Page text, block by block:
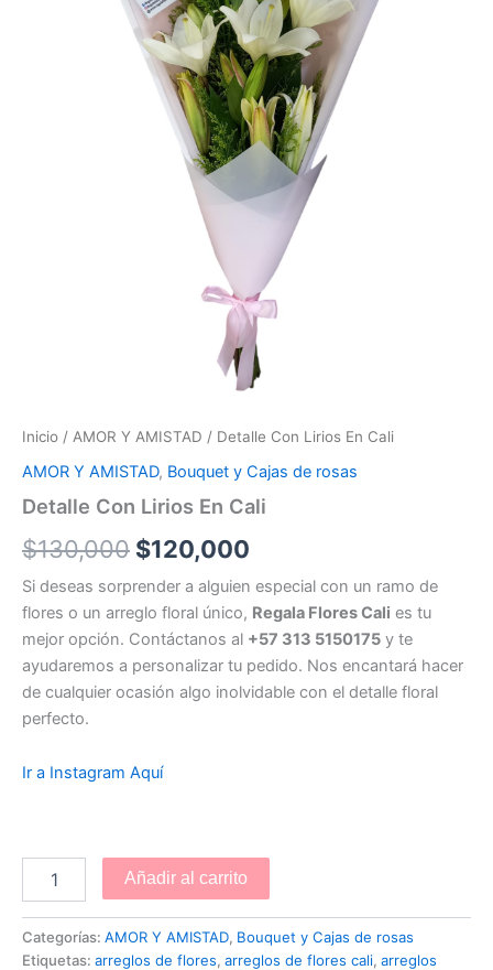
Inicio / AMOR Y AMISTAD / Detalle Con Lirios En Cali
AMOR Y AMISTAD, Bouquet y Cajas de rosas
Detalle Con Lirios En Cali
$130,000 $120,000
Si deseas sorprender a alguien especial con un ramo de
flores o un arreglo floral único, Regala Flores Cali es tu
mejor opción. Contáctanos al +57 313 5150175 y te
ayudaremos a personalizar tu pedido. Nos encantará hacer
de cualquier ocasión algo inolvidable con el detalle floral
perfecto.
Ir a Instagram Aquí
Añadir al carrito
Categorías: AMOR Y AMISTAD, Bouquet y Cajas de rosas
Etiquetas: arreglos de flores, arreglos de flores cali, arreglos